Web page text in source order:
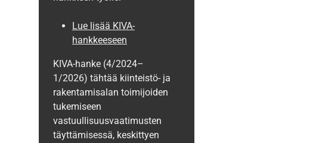
Lue lisää KIVA-
hankkeeseen
KIVA-hanke (4/2024–
1/2026) tähtää kiinteistö- ja
rakentamisalan toimijoiden
tukemiseen
vastuullisuusvaatimusten
täyttämisessä, keskittyen